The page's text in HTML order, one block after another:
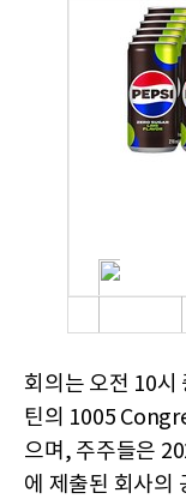
회의는 오전 10시
틴의 1005
으며, 주주들은
에 제출된 회사의